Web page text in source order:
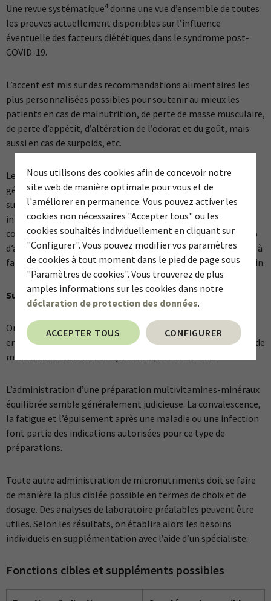
Nous utilisons des cookies afin de concevoir notre
site web de manière optimale pour vous et de
l'améliorer en permanence. Vous pouvez activer les
cookies non nécessaires "Accepter tous" ou les
cookies souhaités individuellement en cliquant sur
"Configurer". Vous pouvez modifier vos paramètres
de cookies à tout moment dans le pied de page sous
"Paramètres de cookies". Vous trouverez de plus
amples informations sur les cookies dans notre
déclaration de protection des données.
ACCEPTER TOUS CONFIGURER
Une revue systématique4 donne une vue d’ensemble de toutes
les preuves actuellement disponibles sur l’influence
éventuelle des facteurs diététiques dans le syndrome post-
COVID-19.
L’accent est mis sur des recommandations alimentaires les
plus personnalisées possibles pour soutenir au mieux les
patients en cas de malnutrition, de perte de masse musculaire,
de perte d’appétit, d’altération de l’odorat et du goût, mais
aussi en cas de surpoids, etc.
Le régime méditerranéen semble intéressant de manière
générale. Il apporte naturellement des aliments riches en
substances végétales secondaires aux propriétés anti-
inflammatoires et immunomodulatrices. Si les repas sont
composés en moyenne de 50% de légumes (et de fruits), 25%
d’aliments riches en protéines et 25% de glucides complexes à
faible charge glycémique, on a déjà beaucoup d’atouts en main.
Supplémentation en micronutriments
On ne dispose pour l’instant d’aucune étude de grande
envergure sur l’influence concrète d’un apport concomitant de
micronutriments dans le syndrome post-COVID-19.
L’administration d’une préparation multivitamines-minéraux
équilibrée semble généralement judicieuse. La convalescence,
la fatigue et l’épuisement après une maladie ou une infection
font partie des indications autorisées pour ce type de
préparations.
Toute autre administration de micronutriments doit se faire
de manière la plus ciblée possible en termes de choix et de
dosage. Des analyses de laboratoire préalables peuvent être
utiles. Selon les résultats, on établira alors les besoins
individuels en supplémentation avec l’aide d’un spécialiste:
Fonctions cibles et suppléments possibles